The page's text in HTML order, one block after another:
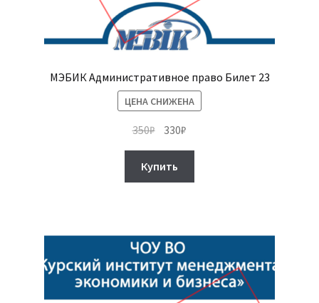
МЭБИК Административное право Билет 23
ЦЕНА СНИЖЕНА
350₽ Первоначальная
цена
составляла
350₽.
330₽
цена:
Купить